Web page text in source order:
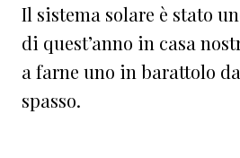
Il sistema solare è stato
di quest’anno in casa
a farne uno in barattolo
spasso.